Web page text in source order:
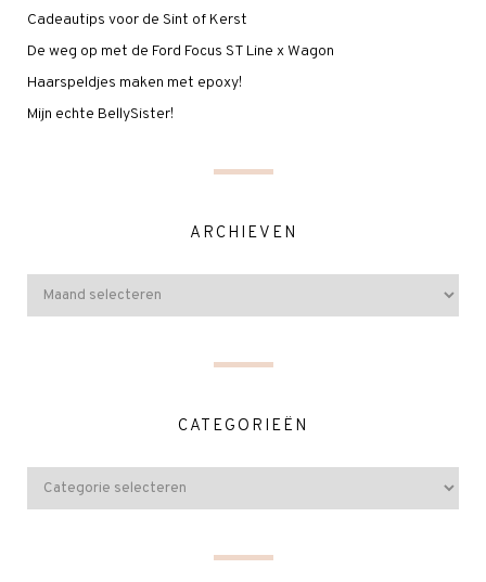
Cadeautips voor de Sint of Kerst
De weg op met de Ford Focus ST Line x Wagon
Haarspeldjes maken met epoxy!
Mijn echte BellySister!
ARCHIEVEN
CATEGORIEËN